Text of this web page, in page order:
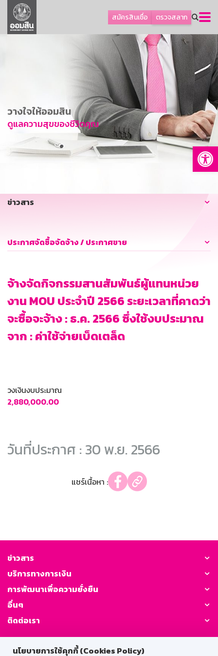
นโยบายการใช้คุกกี้ (Cookies Policy)
สมัครสินเชื่อ ตรวจสลาก
ลูกค้าธุรกิจ
ลูกค้าผู้ประกอบรายย่อย
การพัฒนาที่ยั่งยืน
ข่าวสาร
บริการทางการเงิน
อื่นๆ
วางใจให้ออมสิน
ดูแลความสุขของชีวิตคุณ
ข่าวสาร
ประกาศจัดซื้อจัดจ้าง / ประกาศขาย
จ้างจัดกิจกรรมสานสัมพันธ์ผู้แทนหน่วย
งาน MOU ประจำปี 2566 ระยะเวลาที่คาดว่า
จะซื้อจะจ้าง : ธ.ค. 2566 ซึ่งใช้งบประมาณ
จาก : ค่าใช้จ่ายเบ็ดเตล็ด
วงเงินงบประมาณ
2,880,000.00
วันที่ประกาศ : 30 พ.ย. 2566
แชร์เนื้อหา :
ข่าวสาร
บริการทางการเงิน
การพัฒนาเพื่อความยั่งยืน
อื่นๆ
ติดต่อเรา
GSB Society: